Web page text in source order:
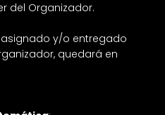
del Organizador.
asignado y/o entregado
quedará en